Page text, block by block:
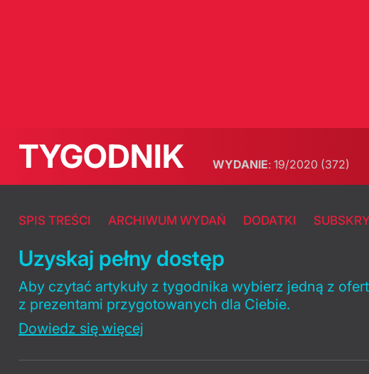
TYGODNIK WYDANIE: 19/2020 (372)
SPIS TREŚCI ARCHIWUM WYDAŃ DODATKI
Uzyskaj pełny dostęp
Aby czytać artykuły z tygodnika wybierz jedną z ofert
z prezentami przygotowanych dla Ciebie.
Dowiedz się więcej